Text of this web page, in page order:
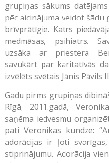
grupiņas sākums
pēc aicinājuma veidot
brīvprātīgie. Katrs
medmāsas, psihiatrs.
uzsāka ar priestera
savukārt par karitatīvās
izvēlēts svētais Jānis Pāvils
Gadu pirms grupiņas
Rīgā, 2011.gadā,
saņēma iedvesmu
pati Veronikas kundze:
adorācijas ir ļoti
stiprinājumu. Adorācija